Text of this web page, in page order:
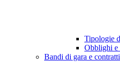
Tipologie
Obblighi e
Bandi di gara e contratti